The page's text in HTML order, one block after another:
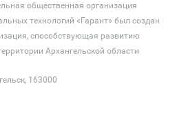
общественная организация
технологий «Гарант» был создан
способствующая развитию
Архангельской области
163000